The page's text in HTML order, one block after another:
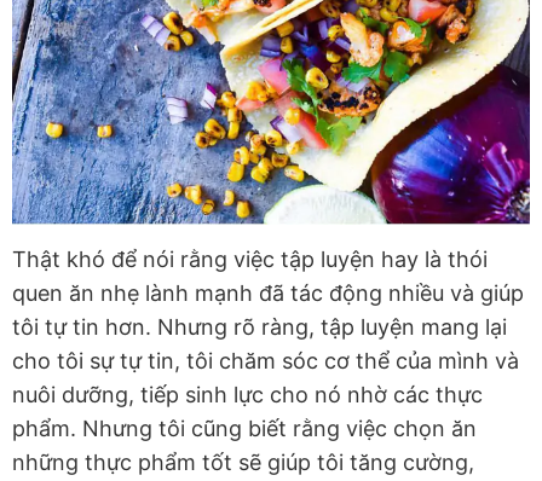
Thật khó để nói rằng việc tập luyện hay là thói
quen ăn nhẹ lành mạnh đã tác động nhiều và giúp
tôi tự tin hơn. Nhưng rõ ràng, tập luyện mang lại
cho tôi sự tự tin, tôi chăm sóc cơ thể của mình và
nuôi dưỡng, tiếp sinh lực cho nó nhờ các thực
phẩm. Nhưng tôi cũng biết rằng việc chọn ăn
những thực phẩm tốt sẽ giúp tôi tăng cường,